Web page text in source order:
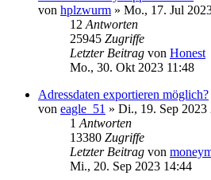
von hplzwurm » Mo., 17. Jul
12 Antworten
25945 Zugriffe
Letzter Beitrag von Honest
Mo., 30. Okt 2023 11:48
Adressdaten exportieren möglich?
von eagle_51 » Di., 19. Sep 2023
1 Antworten
13380 Zugriffe
Letzter Beitrag von
Mi., 20. Sep 2023 14:44